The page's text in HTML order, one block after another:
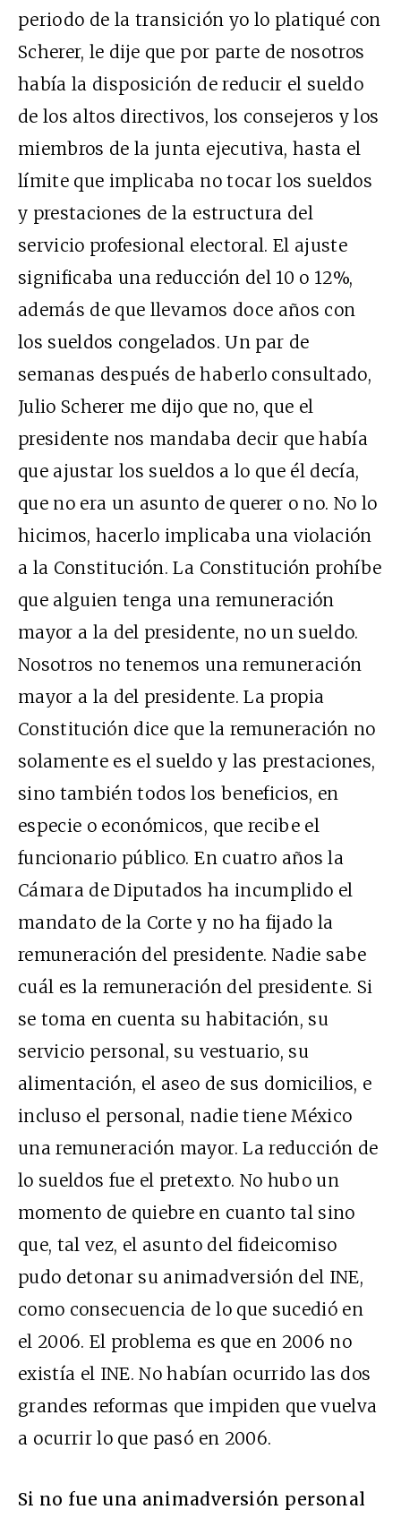
periodo de la transición yo lo platiqué con
Scherer, le dije que por parte de nosotros
había la disposición de reducir el sueldo
de los altos directivos, los consejeros y los
miembros de la junta ejecutiva, hasta el
límite que implicaba no tocar los sueldos
y prestaciones de la estructura del
servicio profesional electoral. El ajuste
significaba una reducción del 10 o 12%,
además de que llevamos doce años con
los sueldos congelados. Un par de
semanas después de haberlo consultado,
Julio Scherer me dijo que no, que el
presidente nos mandaba decir que había
que ajustar los sueldos a lo que él decía,
que no era un asunto de querer o no. No lo
hicimos, hacerlo implicaba una violación
a la Constitución. La Constitución prohíbe
que alguien tenga una remuneración
mayor a la del presidente, no un sueldo.
Nosotros no tenemos una remuneración
mayor a la del presidente. La propia
Constitución dice que la remuneración no
solamente es el sueldo y las prestaciones,
sino también todos los beneficios, en
especie o económicos, que recibe el
funcionario público. En cuatro años la
Cámara de Diputados ha incumplido el
mandato de la Corte y no ha fijado la
remuneración del presidente. Nadie sabe
cuál es la remuneración del presidente. Si
se toma en cuenta su habitación, su
servicio personal, su vestuario, su
alimentación, el aseo de sus domicilios, e
incluso el personal, nadie tiene México
una remuneración mayor. La reducción de
lo sueldos fue el pretexto. No hubo un
momento de quiebre en cuanto tal sino
que, tal vez, el asunto del fideicomiso
pudo detonar su animadversión del INE,
como consecuencia de lo que sucedió en
el 2006. El problema es que en 2006 no
existía el INE. No habían ocurrido las dos
grandes reformas que impiden que vuelva
a ocurrir lo que pasó en 2006.
Si no fue una animadversión personal